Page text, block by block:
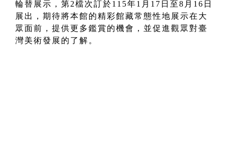
輪替展示， 第2檔次訂於115年1月17日至8月16日
展出
，期待將本館的精彩館藏常態性地展示在大
眾面前，提供更多鑑賞的機會，並促進觀眾對臺
灣美術發展的了解。